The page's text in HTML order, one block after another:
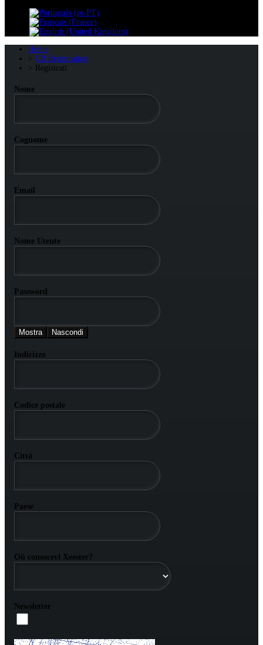
Home
CB Registration
Registrati
Nome
Cognome
Email
Nome Utente
Password
Mostra Nascondi
Indirizzo
Codice postale
Città
Paese
Où conoscevi Xeester?
Newsletter